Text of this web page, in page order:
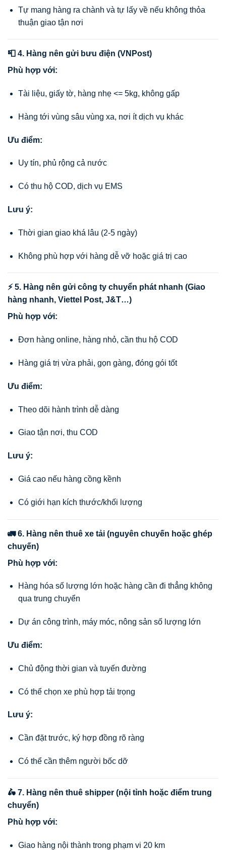
Tự mang hàng ra chành và tự lấy về nếu không thỏa
thuận giao tận nơi
📮 4. Hàng nên gửi bưu điện (VNPost)
Phù hợp với:
Tài liệu, giấy tờ, hàng nhẹ <= 5kg, không gấp
Hàng tới vùng sâu vùng xa, nơi ít dịch vụ khác
Ưu điểm:
Uy tín, phủ rộng cả nước
Có thu hộ COD, dịch vụ EMS
Lưu ý:
Thời gian giao khá lâu (2-5 ngày)
Không phù hợp với hàng dễ vỡ hoặc giá trị cao
⚡ 5. Hàng nên gửi công ty chuyển phát nhanh (Giao
hàng nhanh, Viettel Post, J&T…)
Phù hợp với:
Đơn hàng online, hàng nhỏ, cần thu hộ COD
Hàng giá trị vừa phải, gọn gàng, đóng gói tốt
Ưu điểm:
Theo dõi hành trình dễ dàng
Giao tận nơi, thu COD
Lưu ý:
Giá cao nếu hàng cồng kềnh
Có giới hạn kích thước/khối lượng
🚛 6. Hàng nên thuê xe tải (nguyên chuyến hoặc ghép
chuyến)
Phù hợp với:
Hàng hóa số lượng lớn hoặc hàng cần đi thẳng không
qua trung chuyển
Dự án công trình, máy móc, nông sản số lượng lớn
Ưu điểm:
Chủ động thời gian và tuyến đường
Có thể chọn xe phù hợp tải trọng
Lưu ý:
Cần đặt trước, ký hợp đồng rõ ràng
Có thể cần thêm người bốc dỡ
🛵 7. Hàng nên thuê shipper (nội tỉnh hoặc điểm trung
chuyển)
Phù hợp với:
Giao hàng nội thành trong phạm vi 20 km